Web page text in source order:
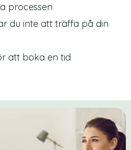
processen
du inte att träffa på din
att boka en tid